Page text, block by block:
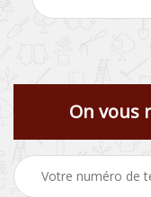
On vous